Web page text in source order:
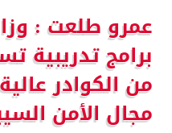
عمرو طلعت :
برامج تدريبية
من الكوادر
مجال الأمن